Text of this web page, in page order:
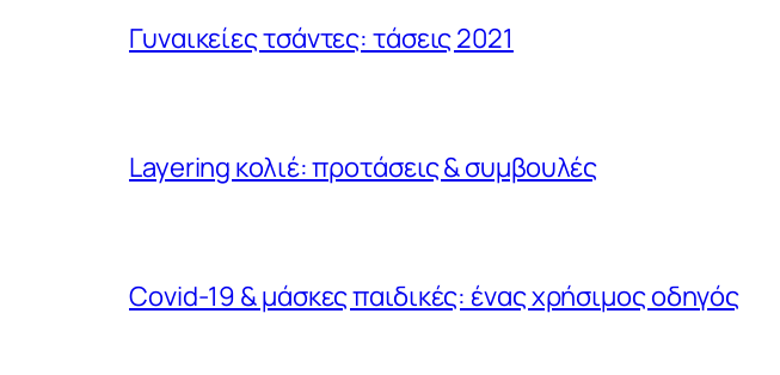
Γυναικείες τσάντες: τάσεις 2021
Layering κολιέ: προτάσεις & συμβουλές
Covid-19 & μάσκες παιδικές: ένας χρήσιμος οδηγός